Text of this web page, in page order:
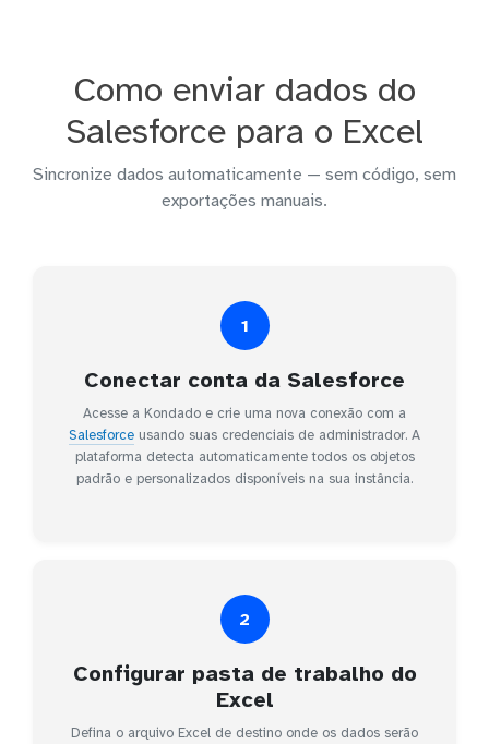
Como enviar dados do
Salesforce para o Excel
Sincronize dados automaticamente — sem código, sem
exportações manuais.
1
Conectar conta da Salesforce
Acesse a Kondado e crie uma nova conexão com a
Salesforce usando suas credenciais de administrador. A
plataforma detecta automaticamente todos os objetos
padrão e personalizados disponíveis na sua instância.
2
Configurar pasta de trabalho do
Excel
Defina o arquivo Excel de destino onde os dados serão